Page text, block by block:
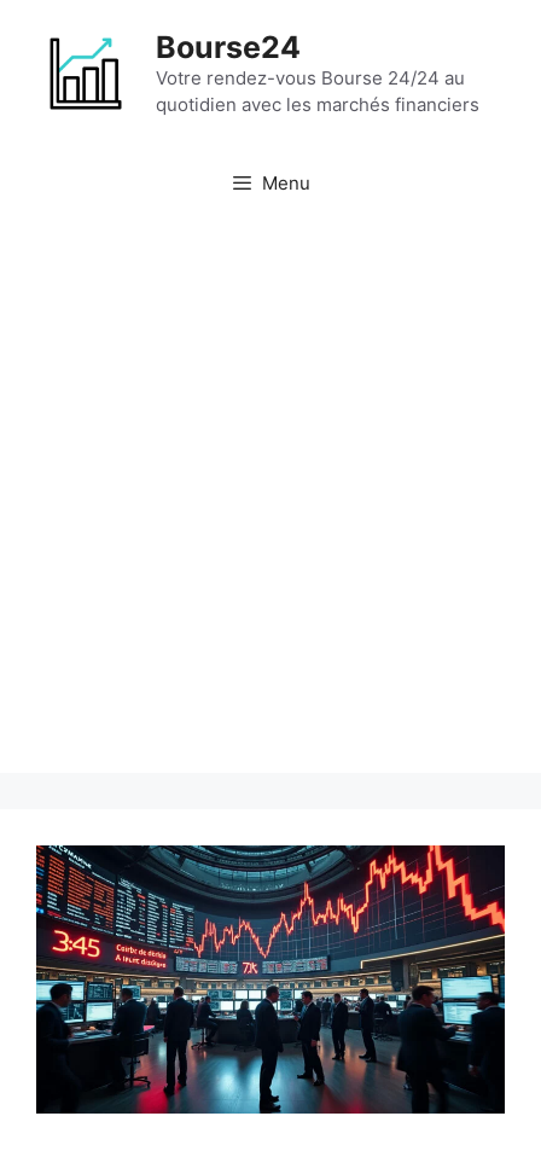
contenu
Bourse24
Votre rendez-vous Bourse 24/24 au
quotidien avec les marchés financiers
Menu